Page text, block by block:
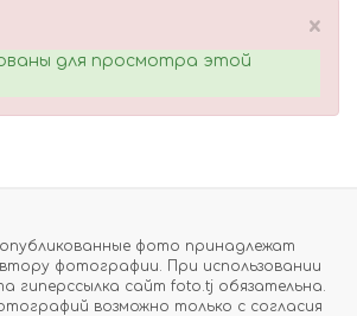
×
для просмотра этой
фото принадлежат
фотографии. При использовании
гиперссылка сайт foto.tj обязательна.
возможно только с согласия